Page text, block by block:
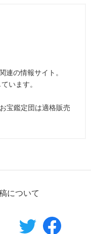
連の情報サイト。
います。
宝鑑定団は適格販売
について